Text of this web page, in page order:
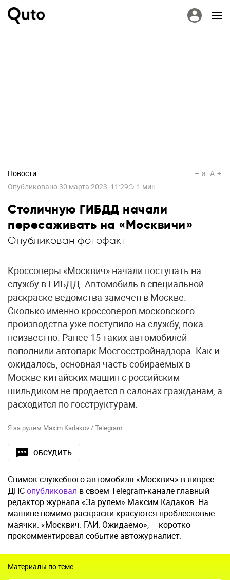
Новости
Опубликовано 30 марта 2023, 11:29 1 мин.
a A
Столичную ГИБДД начали
пересаживать на «Москвичи»
Опубликован фотофакт
Кроссоверы «Москвич» начали поступать на
службу в ГИБДД. Автомобиль в специальной
раскраске ведомства замечен в Москве.
Сколько именно кроссоверов московского
производства уже поступило на службу, пока
неизвестно. Ранее 15 таких автомобилей
пополнили автопарк Мосгосстройнадзора. Как и
ожидалось, основная часть собираемых в
Москве китайских машин с российским
шильдиком не продаётся в салонах гражданам, а
расходится по госструктурам.
Я за рулем Maxim Kadakov / Telegram
ОБСУДИТЬ
Снимок служебного автомобиля «Москвич» в ливрее
ДПСопубликовал в своём Telegram-канале главный
редактор журнала «За рулём» Максим Кадаков. На
машине помимо раскраски красуются проблесковые
маячки. «Москвич. ГАИ. Ожидаемо», – коротко
прокомментировал событие автожурналист.
Материалы по теме